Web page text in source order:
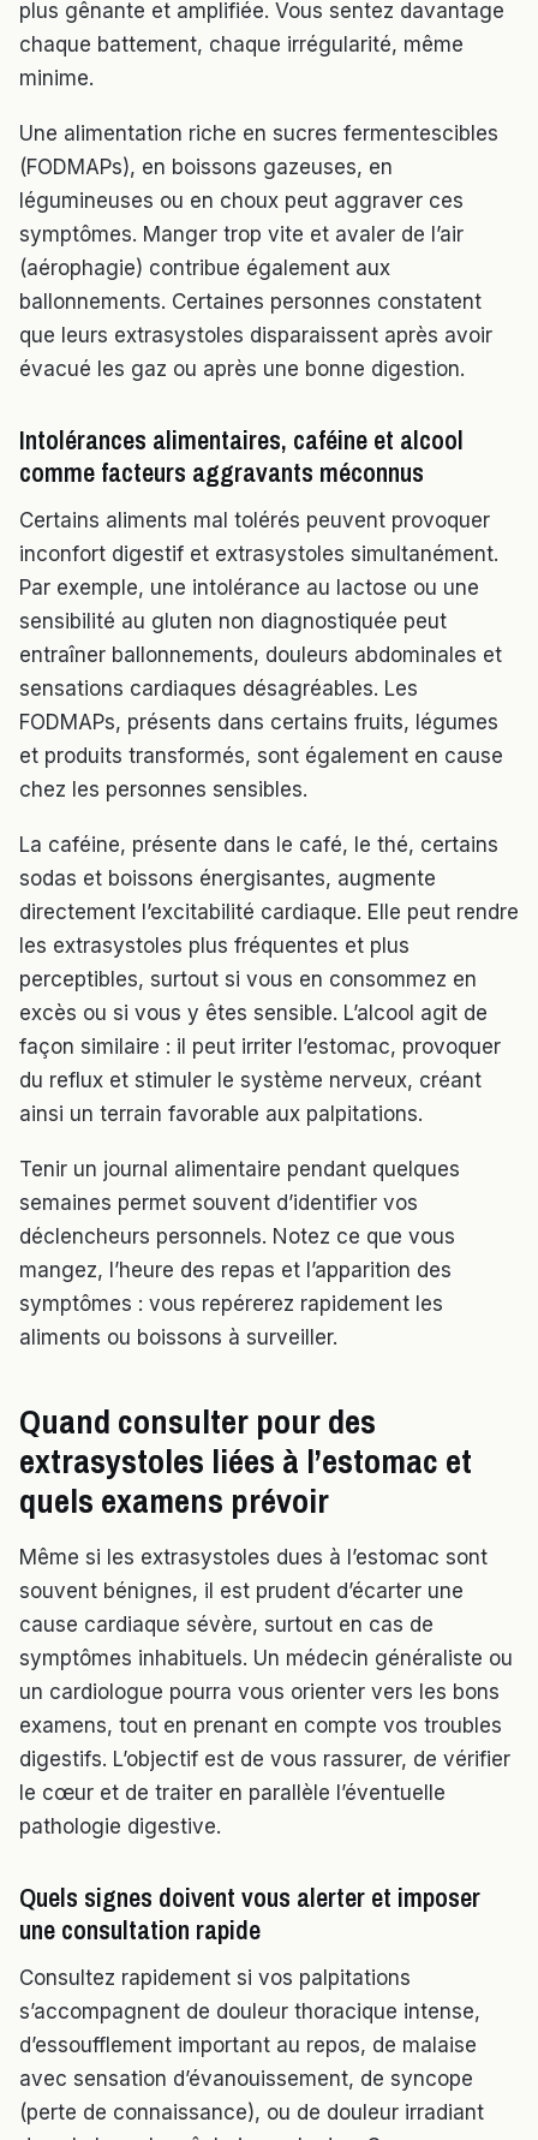
plus gênante et amplifiée. Vous sentez davantage
chaque battement, chaque irrégularité, même
minime.
Une alimentation riche en sucres fermentescibles
(FODMAPs), en boissons gazeuses, en
légumineuses ou en choux peut aggraver ces
symptômes. Manger trop vite et avaler de l’air
(aérophagie) contribue également aux
ballonnements. Certaines personnes constatent
que leurs extrasystoles disparaissent après avoir
évacué les gaz ou après une bonne digestion.
Intolérances alimentaires, caféine et alcool
comme facteurs aggravants méconnus
Certains aliments mal tolérés peuvent provoquer
inconfort digestif et extrasystoles simultanément.
Par exemple, une intolérance au lactose ou une
sensibilité au gluten non diagnostiquée peut
entraîner ballonnements, douleurs abdominales et
sensations cardiaques désagréables. Les
FODMAPs, présents dans certains fruits, légumes
et produits transformés, sont également en cause
chez les personnes sensibles.
La caféine, présente dans le café, le thé, certains
sodas et boissons énergisantes, augmente
directement l’excitabilité cardiaque. Elle peut rendre
les extrasystoles plus fréquentes et plus
perceptibles, surtout si vous en consommez en
excès ou si vous y êtes sensible. L’alcool agit de
façon similaire : il peut irriter l’estomac, provoquer
du reflux et stimuler le système nerveux, créant
ainsi un terrain favorable aux palpitations.
Tenir un journal alimentaire pendant quelques
semaines permet souvent d’identifier vos
déclencheurs personnels. Notez ce que vous
mangez, l’heure des repas et l’apparition des
symptômes : vous repérerez rapidement les
aliments ou boissons à surveiller.
Quand consulter pour des
extrasystoles liées à l’estomac et
quels examens prévoir
Même si les extrasystoles dues à l’estomac sont
souvent bénignes, il est prudent d’écarter une
cause cardiaque sévère, surtout en cas de
symptômes inhabituels. Un médecin généraliste ou
un cardiologue pourra vous orienter vers les bons
examens, tout en prenant en compte vos troubles
digestifs. L’objectif est de vous rassurer, de vérifier
le cœur et de traiter en parallèle l’éventuelle
pathologie digestive.
Quels signes doivent vous alerter et imposer
une consultation rapide
Consultez rapidement si vos palpitations
s’accompagnent de douleur thoracique intense,
d’essoufflement important au repos, de malaise
avec sensation d’évanouissement, de syncope
(perte de connaissance), ou de douleur irradiant